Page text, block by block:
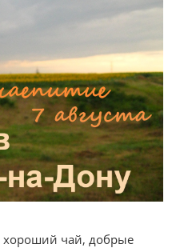
чай, добрые